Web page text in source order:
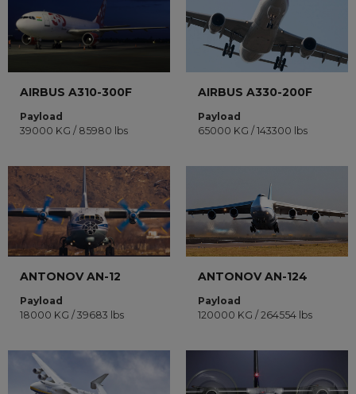
AIRBUS A310-300F
Payload
39000 KG / 85980 lbs
AIRBUS A330-200F
Payload
65000 KG / 143300 lbs
ANTONOV AN-12
Payload
18000 KG / 39683 lbs
ANTONOV AN-124
Payload
120000 KG / 264554 lbs